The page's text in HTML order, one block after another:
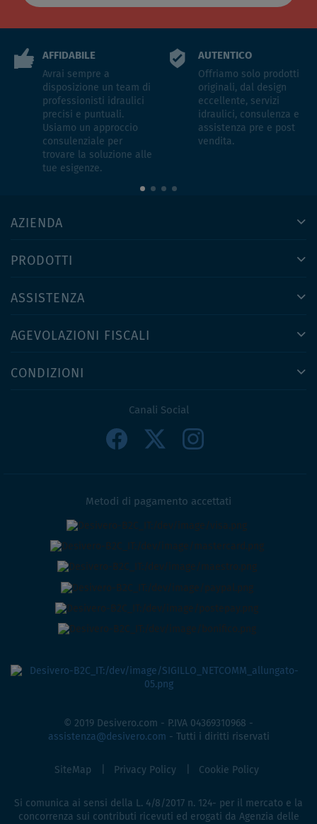
AFFIDABILE
Avrai sempre a
disposizione un team di
professionisti idraulici
precisi e puntuali.
Usiamo un approccio
consulenziale per
trovare la soluzione alle
tue esigenze.
AUTENTICO
Offriamo solo prodotti
originali, dal design
eccellente, servizi
idraulici, consulenza e
assistenza pre e post
vendita.
AZIENDA
PRODOTTI
ASSISTENZA
AGEVOLAZIONI FISCALI
CONDIZIONI
Canali Social
Metodi di pagamento accettati
© 2019 Desivero.com - P.IVA 04369310968 -
assistenza@desivero.com - Tutti i diritti riservati
SiteMap Privacy Policy Cookie Policy
Si comunica ai sensi della L. 4/8/2017 n. 124- per il mercato e la
concorrenza sui contributi ricevuti ed erogati da Agenzia delle